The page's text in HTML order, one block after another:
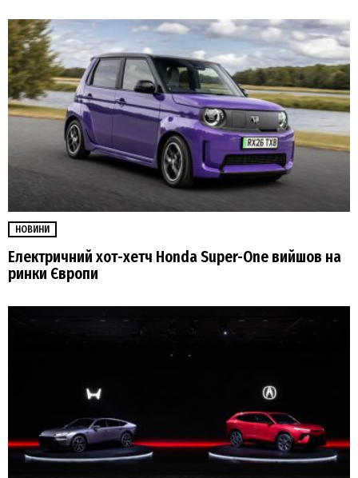
НОВИНИ
Електричний хот-хетч Honda Super-One вийшов на
ринки Європи